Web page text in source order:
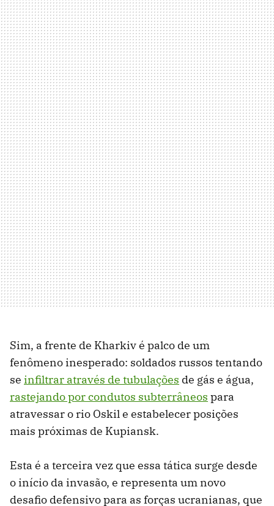
Sim, a frente de Kharkiv é palco de um
fenômeno inesperado: soldados russos tentando
se infiltrar através de tubulações de gás e água,
rastejando por condutos subterrâneos para
atravessar o rio Oskil e estabelecer posições
mais próximas de Kupiansk.
Esta é a terceira vez que essa tática surge desde
o início da invasão, e representa um novo
desafio defensivo para as forças ucranianas, que